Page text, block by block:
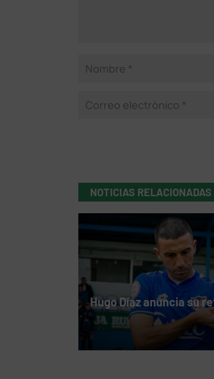
NOTICIAS RELACIONADAS
Hugo Díaz anuncia su